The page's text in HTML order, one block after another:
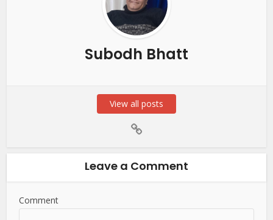
Subodh Bhatt
View all posts
Leave a Comment
Comment